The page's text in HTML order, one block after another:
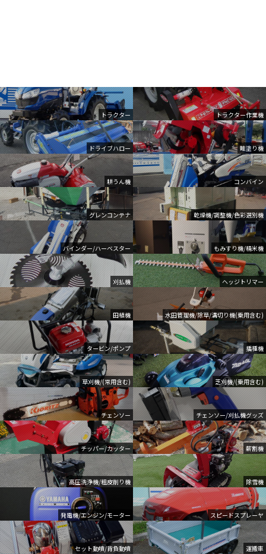
トラクター トラクター作業機
ドライブハロー 畦塗り機
耕うん機 コンバイン
グレンコンテナ 乾燥機/調整機/色彩選別機
バインダー/ハーベスター もみすり機/精米機
刈払機 ヘッジトリマー
田植機 水田管理機/除草/溝切り機(乗用含む)
タービン/ポンプ 播種機
草刈機/(常用含む) 芝刈機/(乗用含む)
チェンソー チェンソー/刈払機グッズ
チッパー/カッター 薪割機
高圧洗浄機/粗皮削り機 除雪機
発電機/エンジン/モーター スピードスプレーヤ
セット動噴/背負動噴 運搬車